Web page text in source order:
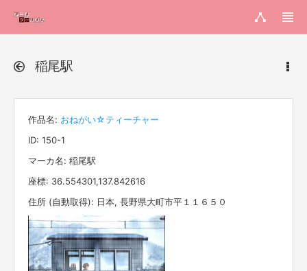
稲尾駅
作品名: おねがい☆ティーチャー
ID: 150-1
マーカ名: 稲尾駅
座標: 36.554301,137.842616
住所 (自動取得): 日本, 長野県大町市平１１６５０